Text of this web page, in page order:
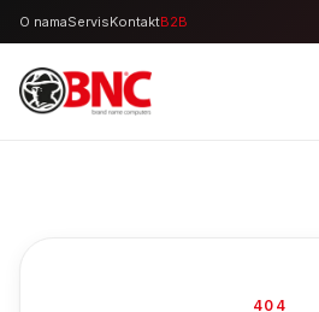
O namaServisKontaktB2B
404